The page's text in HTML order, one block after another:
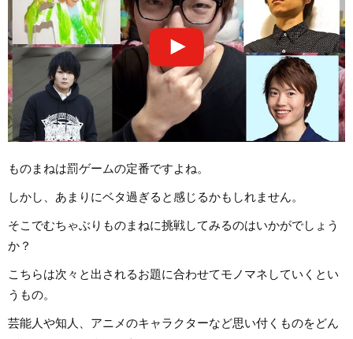
ものまねは罰ゲームの定番ですよね。
しかし、あまりにベタ過ぎると感じるかもしれません。
そこでむちゃぶりものまねに挑戦してみるのはいかがでしょう
か？
こちらは次々と出されるお題に合わせてモノマネしていくとい
うもの。
芸能人や知人、アニメのキャラクターなど思い付くものをどん